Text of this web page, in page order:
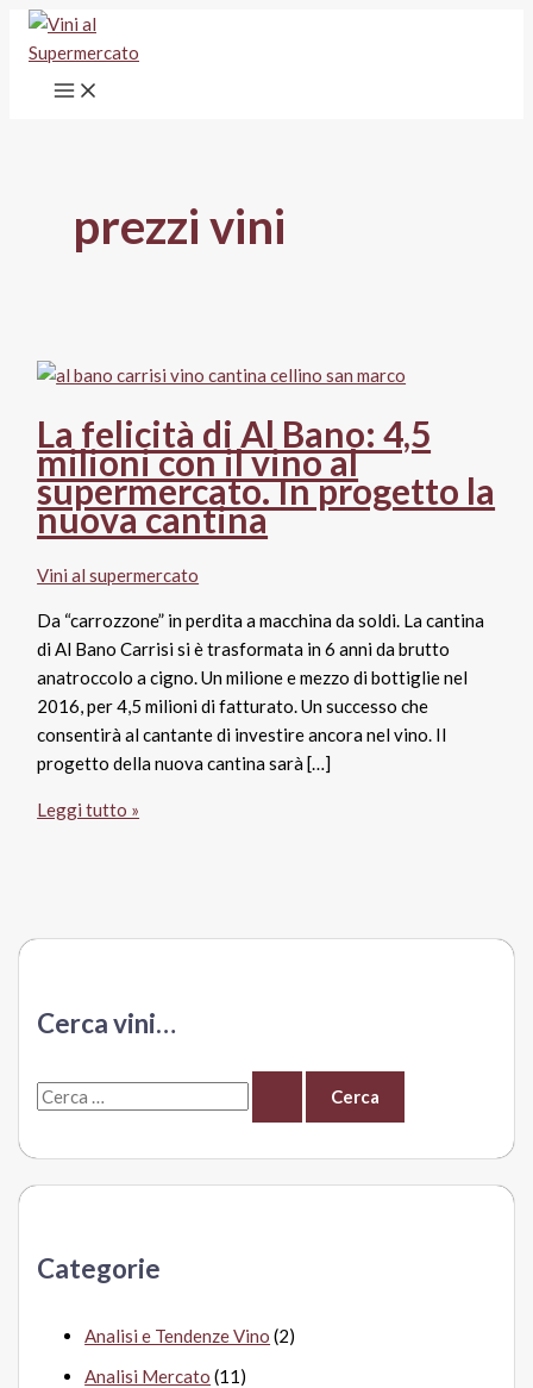
Vai
contenuto
prezzi vini
La felicità di Al Bano: 4,5
milioni con il vino al
supermercato. In progetto la
nuova cantina
Vini al supermercato
Da “carrozzone” in perdita a macchina da soldi. La cantina
di Al Bano Carrisi si è trasformata in 6 anni da brutto
anatroccolo a cigno. Un milione e mezzo di bottiglie nel
2016, per 4,5 milioni di fatturato. Un successo che
consentirà al cantante di investire ancora nel vino. Il
progetto della nuova cantina sarà […]
La
con
il
al
progetto
cantina
Leggi tutto »
Cerca vini…
C
r
:Categorie
Analisi e Tendenze Vino (2)
Analisi Mercato (11)